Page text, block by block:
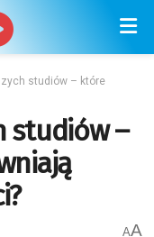
studiów – które
studiów –
AA